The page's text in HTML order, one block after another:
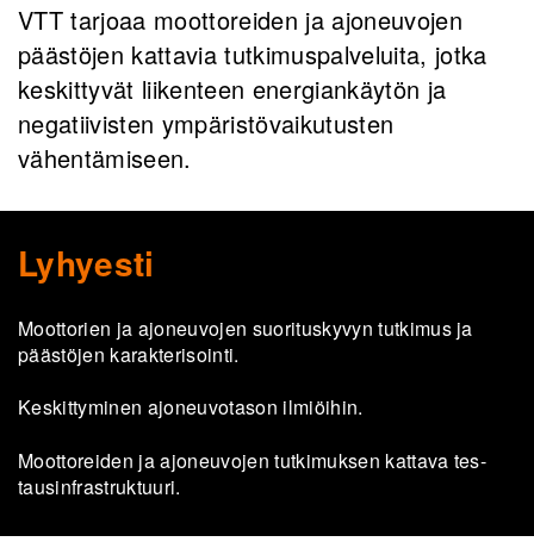
VTT tarjoaa moottoreiden ja ajoneuvojen
päästöjen kattavia tutkimuspalveluita, jotka
keskittyvät liikenteen energiankäytön ja
negatiivisten ympäristövaikutusten
vähentämiseen.
Lyhyesti
Moot­to­rien ja ajo­neu­vo­jen suo­ri­tus­ky­vyn tut­ki­mus ja
pääs­tö­jen ka­rak­te­ri­soin­ti.
Kes­kit­ty­mi­nen ajo­neu­vo­ta­son il­miöi­hin.
Moot­to­rei­den ja ajo­neu­vo­jen tut­ki­muk­sen kat­ta­va tes­
tausin­fra­struk­tuu­ri.